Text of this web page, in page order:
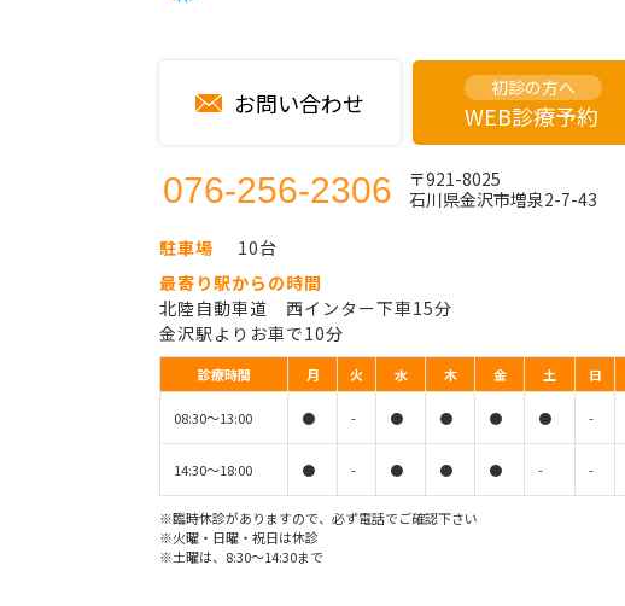
お問い合わせ 初診の方へ
WEB診療予約
076-256-2306
〒921-8025
石川県金沢市増泉2-7-43
駐車場
10台
最寄り駅からの時間
北陸自動車道 西インター下車15分
金沢駅よりお車で10分
診療時間 月 火 水 木 金 土 日
08:30〜13:00 ● - ● ● ● ● -
14:30〜18:00 ● - ● ● ● - -
※臨時休診がありますので、必ず電話でご確認下さい
※火曜・日曜・祝日は休診
※土曜は、8:30〜14:30まで